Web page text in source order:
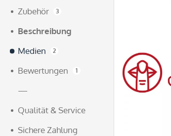
Zubehör
3
Beschreibung
Medien
2
Bewertungen 1
—
Qualität & Service
Sichere Zahlung